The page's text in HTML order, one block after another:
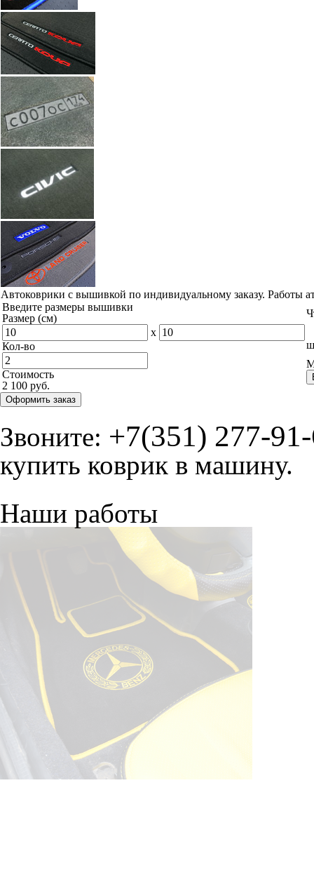
Автоковрики с вышивкой по индивидуальному заказу. Работы
Введите размеры вышивки
Размер (см)
x
Кол-во
Стоимость
2 100 руб.
Оформить заказ
Звоните: +7(351) 277-
купить коврик в машину.
Наши работы